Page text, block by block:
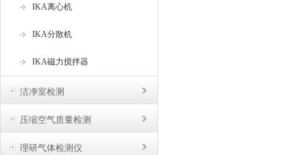
IKA离心机
IKA分散机
IKA磁力搅拌器
洁净室检测
压缩空气质量检测
理研气体检测仪